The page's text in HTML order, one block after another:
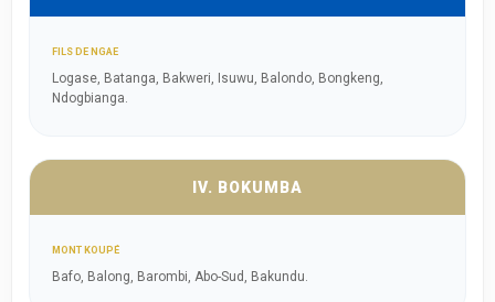
FILS DE NGAE
Logase, Batanga, Bakweri, Isuwu, Balondo, Bongkeng,
Ndogbianga.
IV. BOKUMBA
MONT KOUPÉ
Bafo, Balong, Barombi, Abo-Sud, Bakundu.